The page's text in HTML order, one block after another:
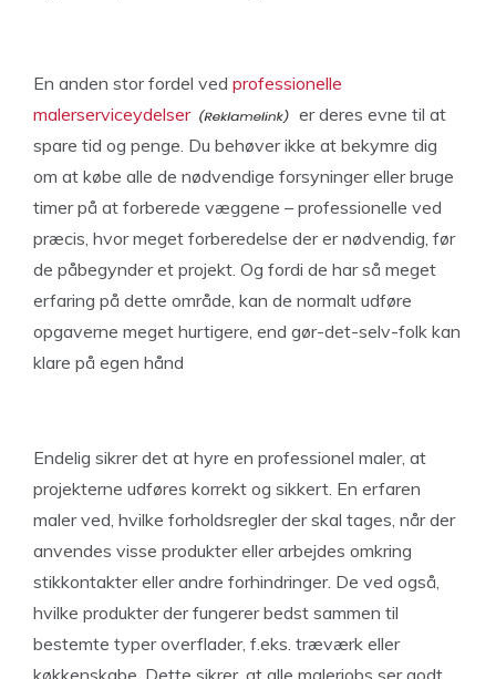
En anden stor fordel ved professionelle
malerserviceydelser
er deres evne til at
spare tid og penge. Du behøver ikke at bekymre dig
om at købe alle de nødvendige forsyninger eller bruge
timer på at forberede væggene – professionelle ved
præcis, hvor meget forberedelse der er nødvendig, før
de påbegynder et projekt. Og fordi de har så meget
erfaring på dette område, kan de normalt udføre
opgaverne meget hurtigere, end gør-det-selv-folk kan
klare på egen hånd
Endelig sikrer det at hyre en professionel maler, at
projekterne udføres korrekt og sikkert. En erfaren
maler ved, hvilke forholdsregler der skal tages, når der
anvendes visse produkter eller arbejdes omkring
stikkontakter eller andre forhindringer. De ved også,
hvilke produkter der fungerer bedst sammen til
bestemte typer overflader, f.eks. træværk eller
køkkenskabe. Dette sikrer, at alle malerjobs ser godt